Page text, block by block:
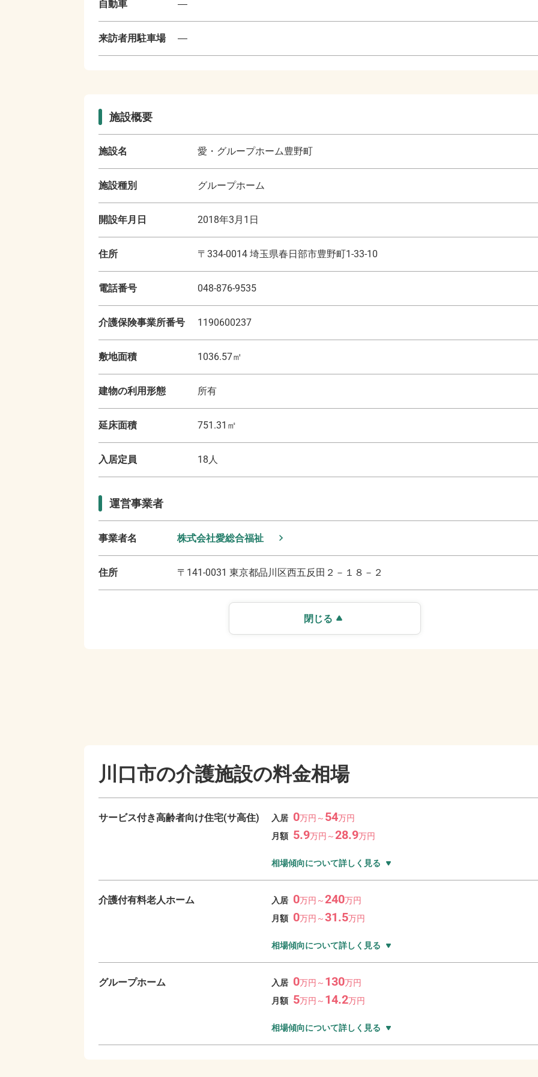
自動車 ―
来訪者用駐車場 ―
施設概要
施設名 愛・グループホーム豊野町
施設種別 グループホーム
開設年月日 2018年3月1日
住所 〒 334-0014 埼玉県春日部市豊野町1-33-10
電話番号 048-876-9535
介護保険事業所番号 1190600237
敷地面積 1036.57㎡
建物の利用形態 所有
延床面積 751.31 ㎡
入居定員 18人
運営事業者
事業者名 株式会社愛総合福祉
住所 〒 141-0031 東京都品川区西五反田２－１８－２
閉じる
川口市の介護施設の料金相場
サービス付き高齢者向け住宅(サ高住) 入居 0万円～ 54万円
月額 5.9万円～28.9万円
相場傾向について詳しく見る
介護付有料老人ホーム 入居 0万円～240万円
月額 0万円～31.5万円
相場傾向について詳しく見る
グループホーム 入居 0万円～ 130万円
月額 5万円～ 14.2万円
相場傾向について詳しく見る